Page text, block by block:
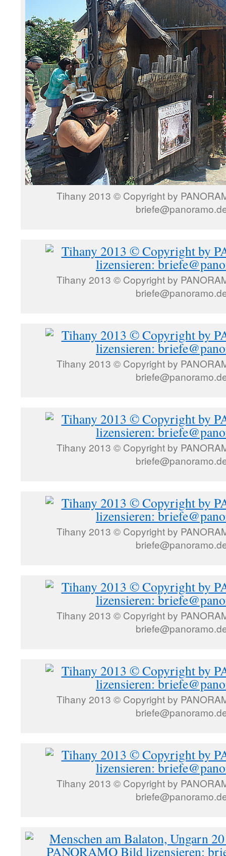
Tihany 2013 © Copyright by
Tihany 2013 © Copyright by
Tihany 2013 © Copyright by
Tihany 2013 © Copyright by
Tihany 2013 © Copyright by
Tihany 2013 © Copyright by
Tihany 2013 © Copyright by
Tihany 2013 © Copyright by